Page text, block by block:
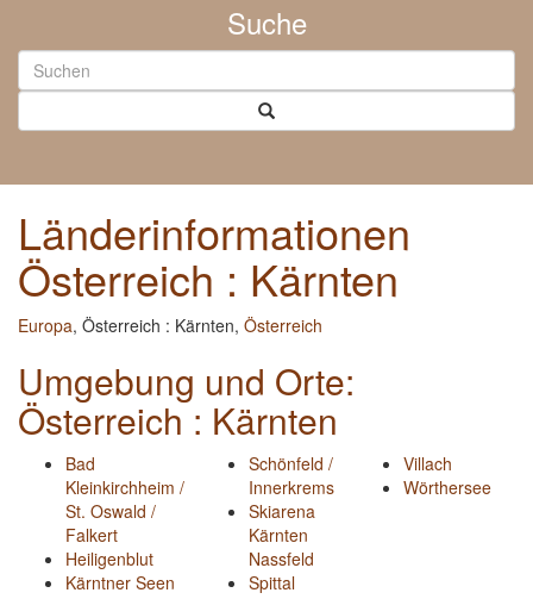
Suche
Länderinformationen
Österreich : Kärnten
Europa, Österreich : Kärnten, Österreich
Umgebung und Orte:
Österreich : Kärnten
Bad
Kleinkirchheim /
St. Oswald /
Falkert
Heiligenblut
Kärntner Seen
Schönfeld /
Innerkrems
Skiarena
Kärnten
Nassfeld
Spittal
Villach
Wörthersee